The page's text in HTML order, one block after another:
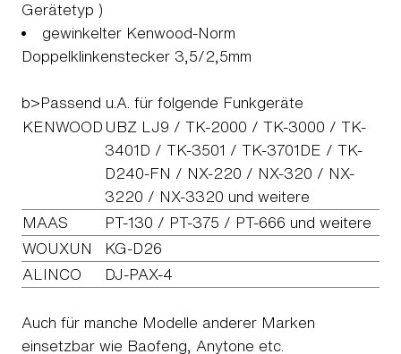
Gerätetyp )
gewinkelter Kenwood-Norm
Doppelklinkenstecker 3,5/2,5mm
b>Passend u.A. für folgende Funkgeräte
KENWOOD UBZ LJ9 / TK-2000 / TK-3000 / TK-
3401D / TK-3501 / TK-3701DE / TK-
D240-FN / NX-220 / NX-320 / NX-
3220 / NX-3320 und weitere
MAAS
PT-130 / PT-375 / PT-666 und weitere
WOUXUN
KG-D26
ALINCO
DJ-PAX-4
Auch für manche Modelle anderer Marken
einsetzbar wie Baofeng, Anytone etc.